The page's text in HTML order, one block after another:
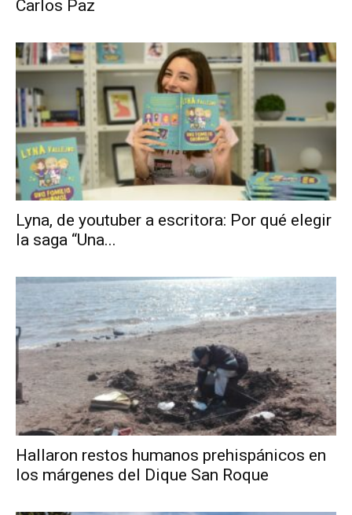
Carlos Paz
Lyna, de youtuber a escritora: Por qué elegir
la saga “Una...
Hallaron restos humanos prehispánicos en
los márgenes del Dique San Roque